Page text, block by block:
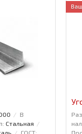
В
Стальная